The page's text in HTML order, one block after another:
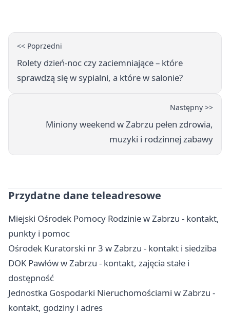
<< Poprzedni
Rolety dzień-noc czy zaciemniające – które
sprawdzą się w sypialni, a które w salonie?
Następny >>
Miniony weekend w Zabrzu pełen zdrowia,
muzyki i rodzinnej zabawy
Przydatne dane teleadresowe
Miejski Ośrodek Pomocy Rodzinie w Zabrzu - kontakt,
punkty i pomoc
Ośrodek Kuratorski nr 3 w Zabrzu - kontakt i siedziba
DOK Pawłów w Zabrzu - kontakt, zajęcia stałe i
dostępność
Jednostka Gospodarki Nieruchomościami w Zabrzu -
kontakt, godziny i adres